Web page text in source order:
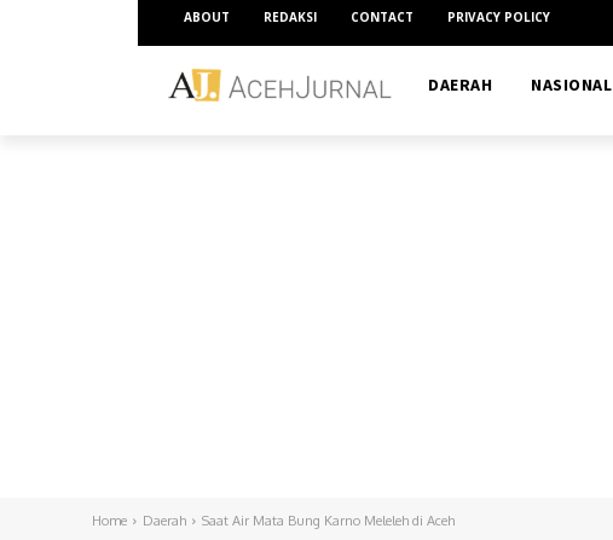
ABOUT REDAKSI CONTACT PRIVACY POLICY
DAERAH NASIONAL
Home Daerah Saat Air Mata Bung Karno Meleleh di Aceh